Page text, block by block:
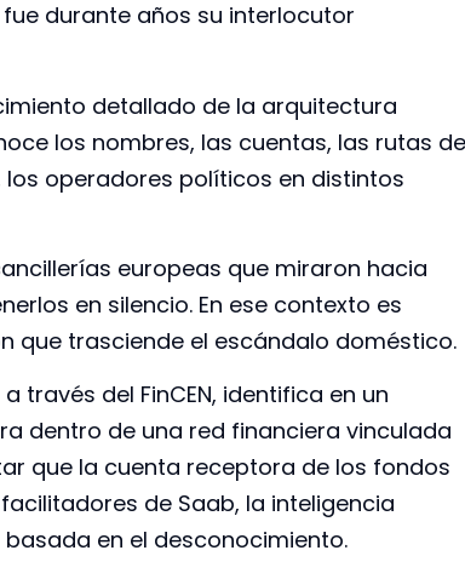
durante años su interlocutor
detallado de la arquitectura
los nombres, las cuentas, las rutas
operadores políticos en distintos
europeas que miraron hacia
en silencio. En ese contexto es
que trasciende el escándalo doméstico.
través del FinCEN, identifica en un
dentro de una red financiera vinculada
que la cuenta receptora de los fondos
de Saab, la inteligencia
en el desconocimiento.